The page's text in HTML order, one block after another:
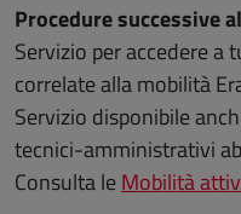
Procedure successive
Servizio per accedere a
correlate alla mobilità
Servizio disponibile
tecnici-amministrativi
Consulta leMobilità